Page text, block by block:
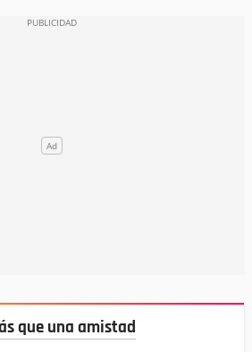
que una amistad